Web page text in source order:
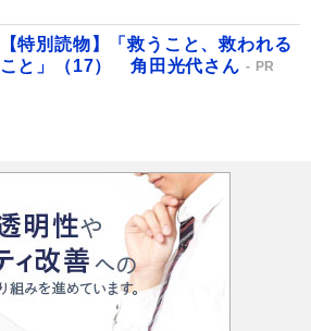
【特別読物】「救うこと、救われる
こと」（17） 角田光代さん
PR